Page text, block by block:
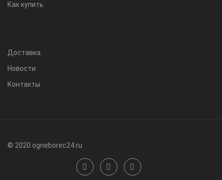
Как купить
Доставка
Новости
Контакты
© 2020 ogneborec24.ru